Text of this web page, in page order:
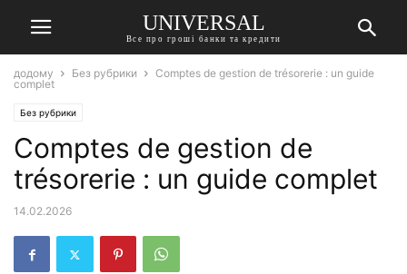
UNIVERSAL
Все про гроші банки та кредити
додому Без рубрики
Comptes de gestion de trésorerie : un guide
complet
Без рубрики
Comptes de gestion de
trésorerie : un guide complet
14.02.2026